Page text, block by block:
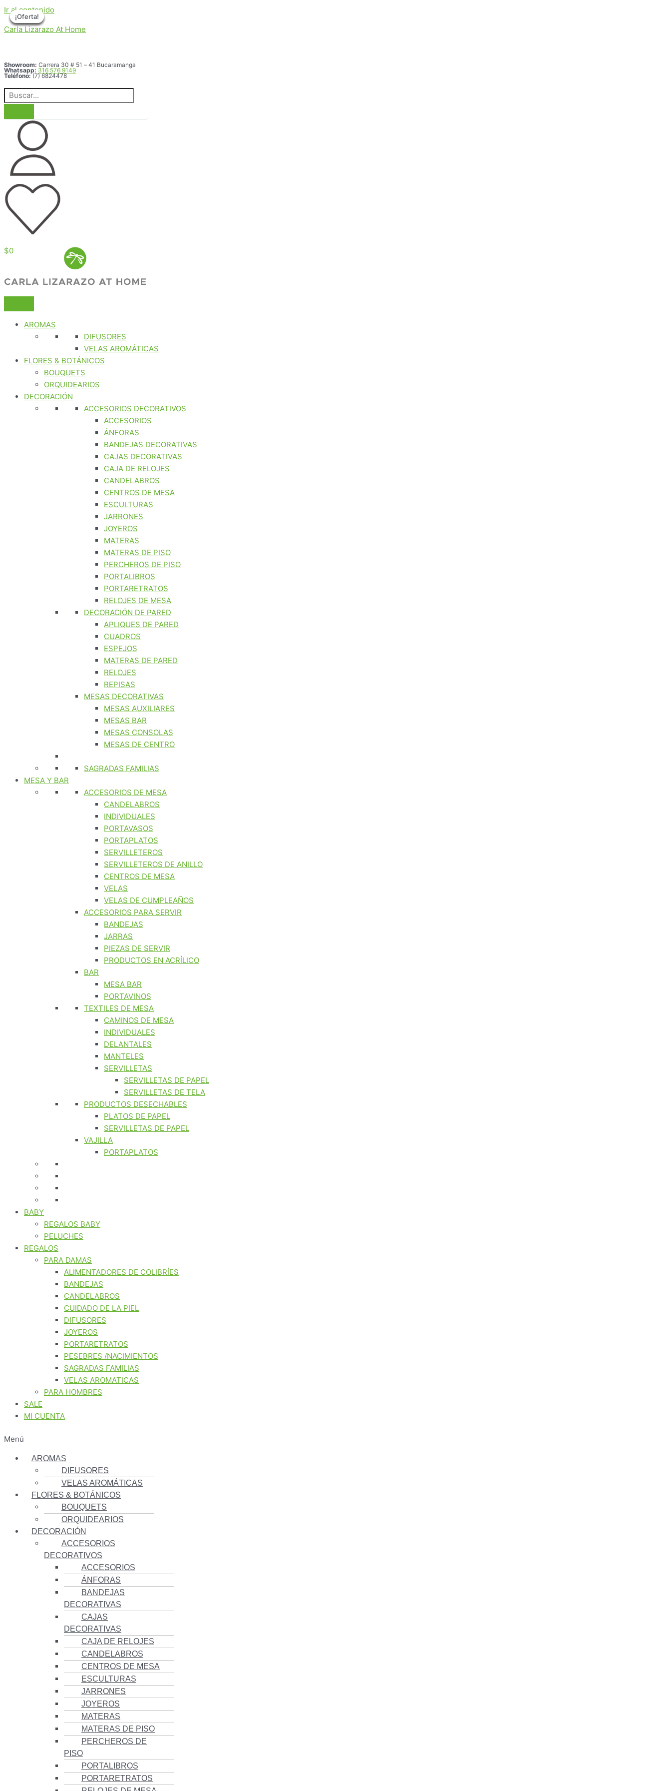
Ir al contenido
Carla Lizarazo At Home
Showroom: Carrera 30 # 51 – 41 Bucaramanga
Whatsapp: 316 576 9149
Teléfono: (7) 6824478
$0
AROMAS
DIFUSORES
VELAS AROMÁTICAS
FLORES & BOTÁNICOS
BOUQUETS
ORQUIDEARIOS
DECORACIÓN
ACCESORIOS DECORATIVOS
ACCESORIOS
ÁNFORAS
BANDEJAS DECORATIVAS
CAJAS DECORATIVAS
CAJA DE RELOJES
CANDELABROS
CENTROS DE MESA
ESCULTURAS
JARRONES
JOYEROS
MATERAS
MATERAS DE PISO
PERCHEROS DE PISO
PORTALIBROS
PORTARETRATOS
RELOJES DE MESA
DECORACIÓN DE PARED
APLIQUES DE PARED
CUADROS
ESPEJOS
MATERAS DE PARED
RELOJES
REPISAS
MESAS DECORATIVAS
MESAS AUXILIARES
MESAS BAR
MESAS CONSOLAS
MESAS DE CENTRO
SAGRADAS FAMILIAS
MESA Y BAR
ACCESORIOS DE MESA
CANDELABROS
INDIVIDUALES
PORTAVASOS
PORTAPLATOS
SERVILLETEROS
SERVILLETEROS DE ANILLO
CENTROS DE MESA
VELAS
VELAS DE CUMPLEAÑOS
ACCESORIOS PARA SERVIR
BANDEJAS
JARRAS
PIEZAS DE SERVIR
PRODUCTOS EN ACRÍLICO
BAR
MESA BAR
PORTAVINOS
TEXTILES DE MESA
CAMINOS DE MESA
INDIVIDUALES
DELANTALES
MANTELES
SERVILLETAS
SERVILLETAS DE PAPEL
SERVILLETAS DE TELA
PRODUCTOS DESECHABLES
PLATOS DE PAPEL
SERVILLETAS DE PAPEL
VAJILLA
PORTAPLATOS
BABY
REGALOS BABY
PELUCHES
REGALOS
PARA DAMAS
ALIMENTADORES DE COLIBRÍES
BANDEJAS
CANDELABROS
CUIDADO DE LA PIEL
DIFUSORES
JOYEROS
PORTARETRATOS
PESEBRES /NACIMIENTOS
SAGRADAS FAMILIAS
VELAS AROMATICAS
PARA HOMBRES
SALE
MI CUENTA
Menú
AROMAS
DIFUSORES
VELAS AROMÁTICAS
FLORES & BOTÁNICOS
BOUQUETS
ORQUIDEARIOS
DECORACIÓN
ACCESORIOS
DECORATIVOS
ACCESORIOS
ÁNFORAS
BANDEJAS
DECORATIVAS
CAJAS
DECORATIVAS
CAJA DE RELOJES
CANDELABROS
CENTROS DE MESA
ESCULTURAS
JARRONES
JOYEROS
MATERAS
MATERAS DE PISO
PERCHEROS DE
PISO
PORTALIBROS
PORTARETRATOS
¡Oferta!
¡Oferta!
¡Oferta!
¡Oferta!
¡Oferta!
¡Oferta!